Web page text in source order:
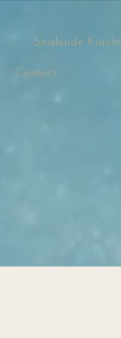
Stralende Kracht
Contact